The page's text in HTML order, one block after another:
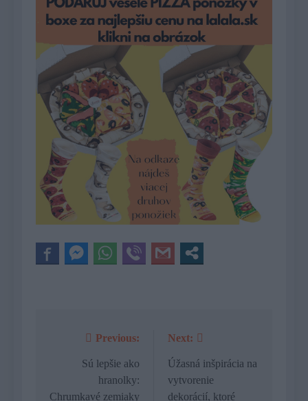
Navigácia
článku
Previous:
Sú lepšie ako
hranolky:
Chrumkavé zemiaky
Next:
Úžasná inšpirácia na
vytvorenie
dekorácií, ktoré